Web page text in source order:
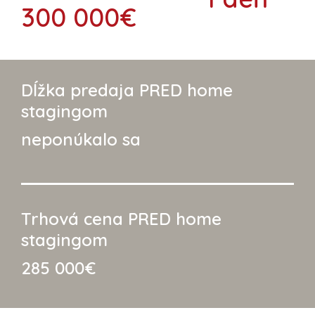
300 000€
Dĺžka predaja PRED home
stagingom
neponúkalo sa
Trhová cena PRED home
stagingom
285 000€